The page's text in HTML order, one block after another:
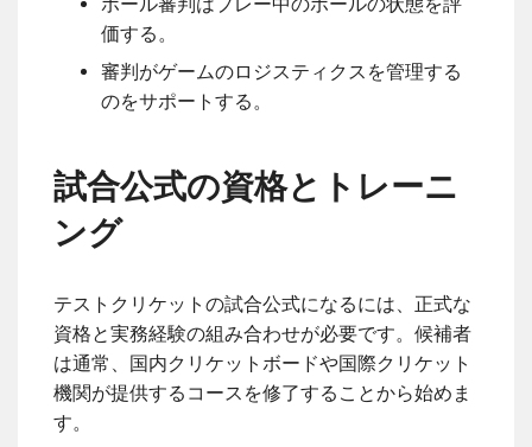
価する。
審判がゲームのロジスティクスを管理する
のをサポートする。
試合公式の資格とトレーニ
ング
テストクリケットの試合公式になるには、正式な
資格と実務経験の組み合わせが必要です。候補者
は通常、国内クリケットボードや国際クリケット
機関が提供するコースを修了することから始めま
す。